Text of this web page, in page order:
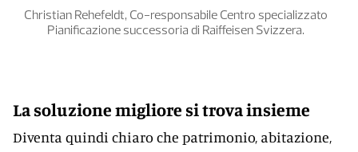
Christian Rehefeldt, Co-responsabile Centro specializzato
Pianificazione successoria di Raiffeisen Svizzera.
La soluzione migliore si trova insieme
Diventa quindi chiaro che patrimonio, abitazione,